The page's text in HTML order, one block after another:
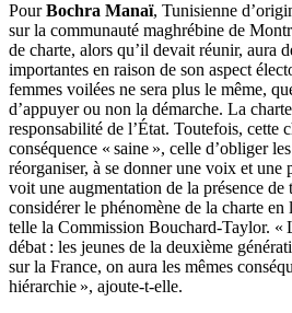
PourBochra Manaï, Tunisienne
sur la communauté maghrébine de
de charte, alors qu’il devait réunir, aura
importantes en raison de son aspect
femmes voilées ne sera plus le même,
d’appuyer ou non la démarche. La
responsabilité de l’État. Toutefois, cette
conséquence « saine », celle d’obliger
réorganiser, à se donner une voix et une
voit une augmentation de la présence de
considérer le phénomène de la charte en
telle la Commission Bouchard-Taylor. «
débat : les jeunes de la deuxième
sur la France, on aura les mêmes
hiérarchie », ajoute-t-elle.